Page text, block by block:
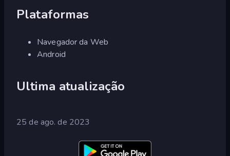
Plataformas
Navegador da Web
Android
Ultima atualização
25 de ago. de 2023